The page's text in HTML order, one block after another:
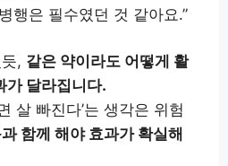
행은 필수였던 것 같아요.”
, 같은 약이라도 어떻게 활
가 달라집니다.
살 빠진다’는 생각은 위험
함께 해야 효과가 확실해